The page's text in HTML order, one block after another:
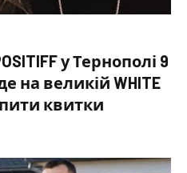
у Тернополі 9
на великій WHITE
квитки